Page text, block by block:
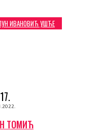
ИВАНОВИЋ УШЋЕ
ТОМИЋ